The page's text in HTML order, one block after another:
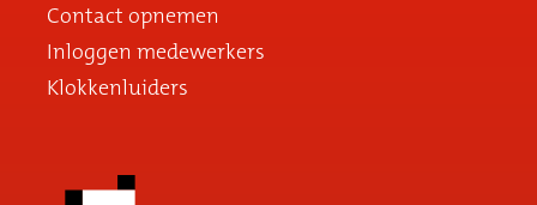
Contact opnemen
Inloggen medewerkers
Klokkenluiders